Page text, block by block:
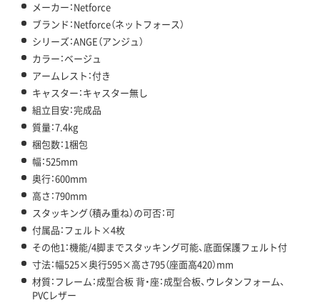
メーカー：Netforce
ブランド：Netforce（ネットフォース）
シリーズ：ANGE（アンジュ）
カラー：ベージュ
アームレスト：付き
キャスター：キャスター無し
組立目安：完成品
質量：7.4kg
梱包数：1梱包
幅：525mm
奥行：600mm
高さ：790mm
スタッキング（積み重ね）の可否：可
付属品：フェルト×4枚
その他1：機能/4脚までスタッキング可能、底面保護フェルト付
寸法：幅525×奥行595×高さ795（座面高420）mm
材質：フレーム：成型合板 背・座：成型合板、ウレタンフォーム、
PVCレザー